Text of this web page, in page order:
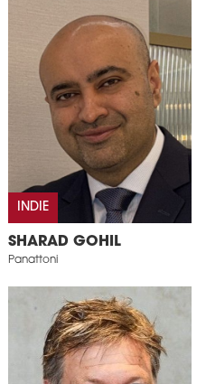
INDIE
SHARAD GOHIL
Panattoni